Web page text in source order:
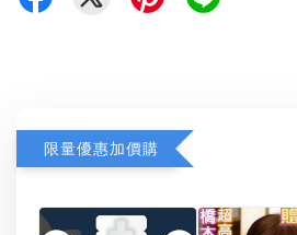
限量優惠加價購